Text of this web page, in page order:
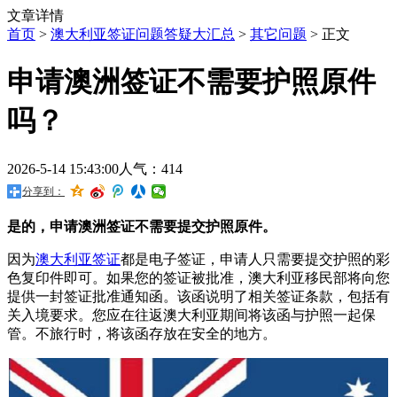
文章详情
首页 > 澳大利亚签证问题答疑大汇总 > 其它问题 > 正文
申请澳洲签证不需要护照原件
吗？
2026-5-14 15:43:00人气：414
分享到：
是的，申请澳洲签证不需要提交护照原件。
因为澳大利亚签证都是电子签证，申请人只需要提交护照的彩
色复印件即可。如果您的签证被批准，澳大利亚移民部将向您
提供一封签证批准通知函。该函说明了相关签证条款，包括有
关入境要求。您应在往返澳大利亚期间将该函与护照一起保
管。不旅行时，将该函存放在安全的地方。